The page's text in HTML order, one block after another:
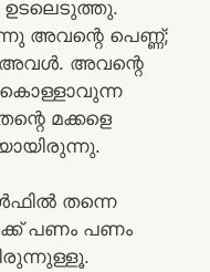
അവന്റെ പെണ്ണ്;
അവള്‍. അവന്റെ
മക്കളെ
തന്നെ
പണം പണം